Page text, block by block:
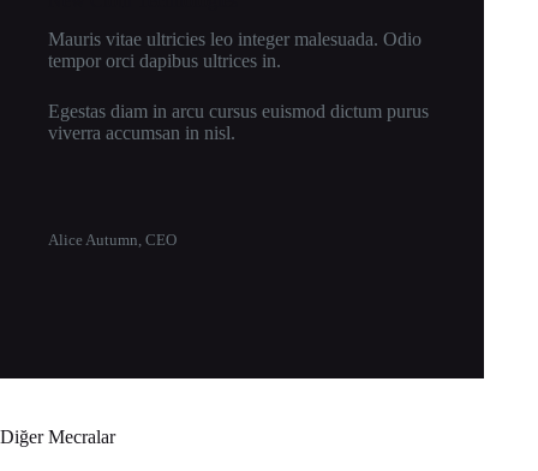
Mauris vitae ultricies leo integer malesuada. Odio
tempor orci dapibus ultrices in.
Egestas diam in arcu cursus euismod dictum purus
viverra accumsan in nisl.
Alice Autumn, CEO
Diğer Mecralar